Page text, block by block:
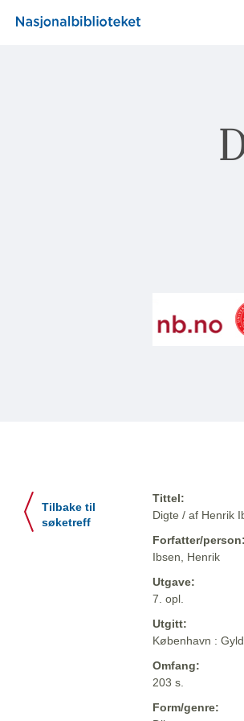
Tilbake til
søketreff
Tittel:
Digte / af Henrik
Forfatter/person:
Ibsen, Henrik
Utgave:
7. opl.
Utgitt:
København :
Omfang:
203 s.
Form/genre: